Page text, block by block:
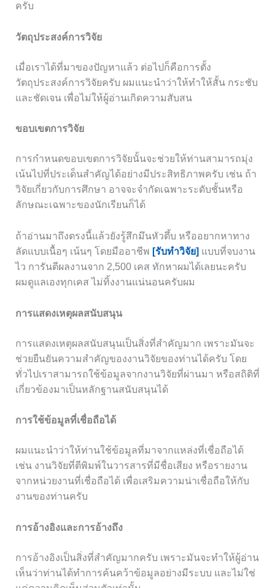
ครับ
วัตถุประสงค์การวิจัย
เมื่อเราได้ที่มาของปัญหาแล้ว ต่อไปก็คือการตั้ง
วัตถุประสงค์การวิจัยครับ ผมแนะนำว่าให้ทำให้สั้น กระชับ
และชัดเจน เพื่อไม่ให้ผู้อ่านเกิดความสับสน
ขอบเขตการวิจัย
การกำหนดขอบเขตการวิจัยนั้นจะช่วยให้ท่านสามารถมุ่ง
เน้นไปที่ประเด็นสำคัญได้อย่างมีประสิทธิภาพครับ เช่น ถ้า
วิจัยเกี่ยวกับการศึกษา อาจจะจำกัดเฉพาะระดับชั้นหรือ
ลักษณะเฉพาะของนักเรียนก็ได้
ถ้าอ่านมาถึงตรงนี้แล้วยังรู้สึกมึนหัวตึ้บ หรืออยากหาทาง
ลัดแบบเนื้อๆ เน้นๆ โดยมืออาชีพ [รับทำวิจัย] แบบที่จบงาน
ไว การันตีผลงานจาก 2,500 เคส ทักหาผมได้เลยนะครับ
ผมดูแลเองทุกเคส ไม่ทิ้งงานแน่นอนครับผม
การแสดงเหตุผลสนับสนุน
การแสดงเหตุผลสนับสนุนเป็นสิ่งที่สำคัญมาก เพราะมันจะ
ช่วยยืนยันความสำคัญของงานวิจัยของท่านได้ครับ โดย
ทั่วไปเราสามารถใช้ข้อมูลจากงานวิจัยที่ผ่านมา หรือสถิติที่
เกี่ยวข้องมาเป็นหลักฐานสนับสนุนได้
การใช้ข้อมูลที่เชื่อถือได้
ผมแนะนำว่าให้ท่านใช้ข้อมูลที่มาจากแหล่งที่เชื่อถือได้
เช่น งานวิจัยที่ตีพิมพ์ในวารสารที่มีชื่อเสียง หรือรายงาน
จากหน่วยงานที่เชื่อถือได้ เพื่อเสริมความน่าเชื่อถือให้กับ
งานของท่านครับ
การอ้างอิงและการอ้างถึง
การอ้างอิงเป็นสิ่งที่สำคัญมากครับ เพราะมันจะทำให้ผู้อ่าน
เห็นว่าท่านได้ทำการค้นคว้าข้อมูลอย่างมีระบบ และไม่ใช่